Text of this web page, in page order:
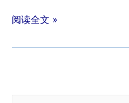
阅读全文 »